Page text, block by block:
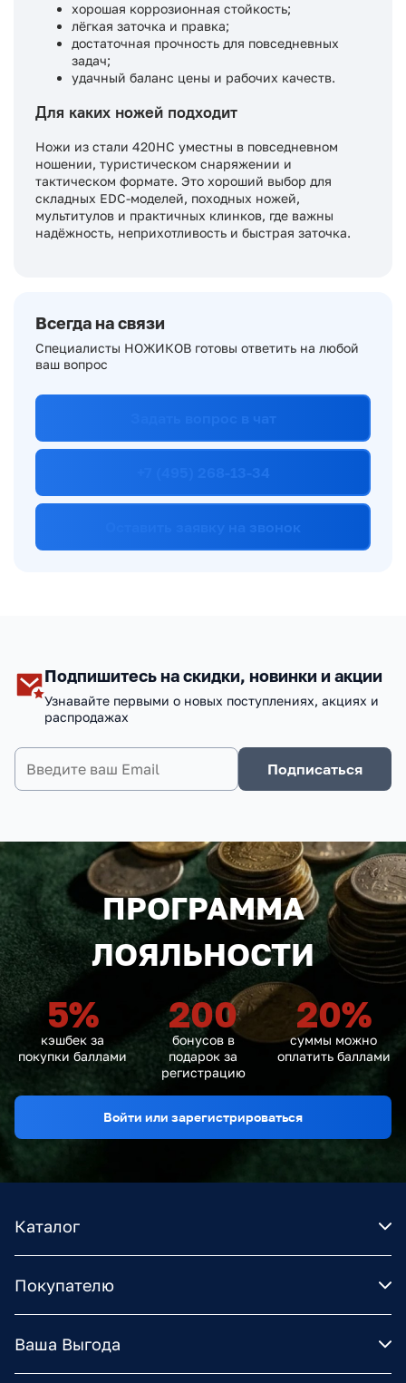
хорошая коррозионная стойкость;
лёгкая заточка и правка;
достаточная прочность для повседневных
задач;
удачный баланс цены и рабочих качеств.
Для каких ножей подходит
Ножи из стали 420HC уместны в повседневном
ношении, туристическом снаряжении и
тактическом формате. Это хороший выбор для
складных EDC-моделей, походных ножей,
мультитулов и практичных клинков, где важны
надёжность, неприхотливость и быстрая заточка.
Всегда на связи
Специалисты НОЖИКОВ готовы ответить на любой
ваш вопрос
Подпишитесь на скидки, новинки и акции
Узнавайте первыми о новых поступлениях, акциях и
распродажах
Подписаться
ПРОГРАММА
ЛОЯЛЬНОСТИ
5%
кэшбек за
покупки баллами
200
бонусов в
подарок за
регистрацию
20%
суммы можно
оплатить баллами
Войти или зарегистрироваться
Каталог
Покупателю
Ваша Выгода